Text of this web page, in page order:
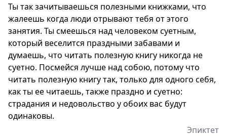
Ты так зачитываешься полезными книжками, что
жалеешь когда люди отрывают тебя от этого
занятия. Ты смеешься над человеком суетным,
который веселится праздными забавами и
думаешь, что читать полезную книгу никогда не
суетно. Посмейся лучше над собою, потому что
читать полезную книгу так, только для одного себя,
как ты ее читаешь, также праздно и суетно:
страдания и недовольство у обоих вас будут
одинаковы.
Эпиктет